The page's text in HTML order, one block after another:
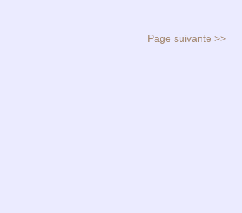
Page suivante >>